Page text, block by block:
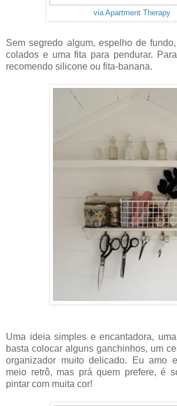
via Apartment Therapy
Sem segredo algum, espelho de
colados e uma fita para pendurar.
recomendo silicone ou fita-banana.
Uma ideia simples e encantadora,
basta colocar alguns ganchinhos, um
organizador muito delicado. Eu amo
meio retrô, mas prá quem prefere, é
pintar com muita cor!